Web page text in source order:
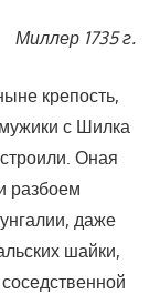
Миллер 1735 г.
крепость,
с Шилка
Оная
разбоем
даже
шайки,